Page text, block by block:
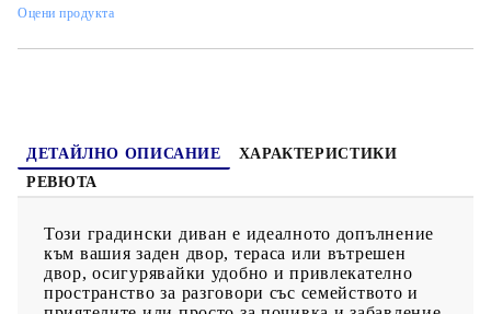
пране и поддръжка.Модулен дизайн: Този комплект външни
лесен за преместване, така че можете да създадете
Оцени продукта
ДЕТАЙЛНО ОПИСАНИЕ
ХАРАКТЕРИСТИКИ
РЕВЮТА
Този градински диван е идеалното допълнение
към вашия заден двор, тераса или вътрешен
двор, осигурявайки удобно и привлекателно
пространство за разговори със семейството и